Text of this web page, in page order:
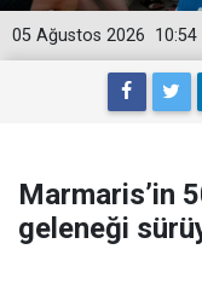
10:54
05 Ağustos 2026
Marmaris’in
geleneği